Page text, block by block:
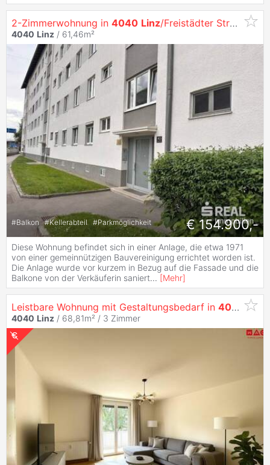
2-Zimmerwohnung in 4040 Linz/Freistädter Straße 90 Top 9
4040 Linz / 61,46m²
#Balkon #Kellerabteil #Parkmöglichkeit € 154.900,-
Diese Wohnung befindet sich in einer Anlage, die etwa 1971
von einer gemeinnützigen Bauvereinigung errichtet worden ist.
Die Anlage wurde vor kurzem in Bezug auf die Fassade und die
Balkone von der Verkäuferin saniert... [Mehr]
Leistbare Wohnung mit Gestaltungsbedarf in 4040
4040 Linz / 68,81m² / 3 Zimmer